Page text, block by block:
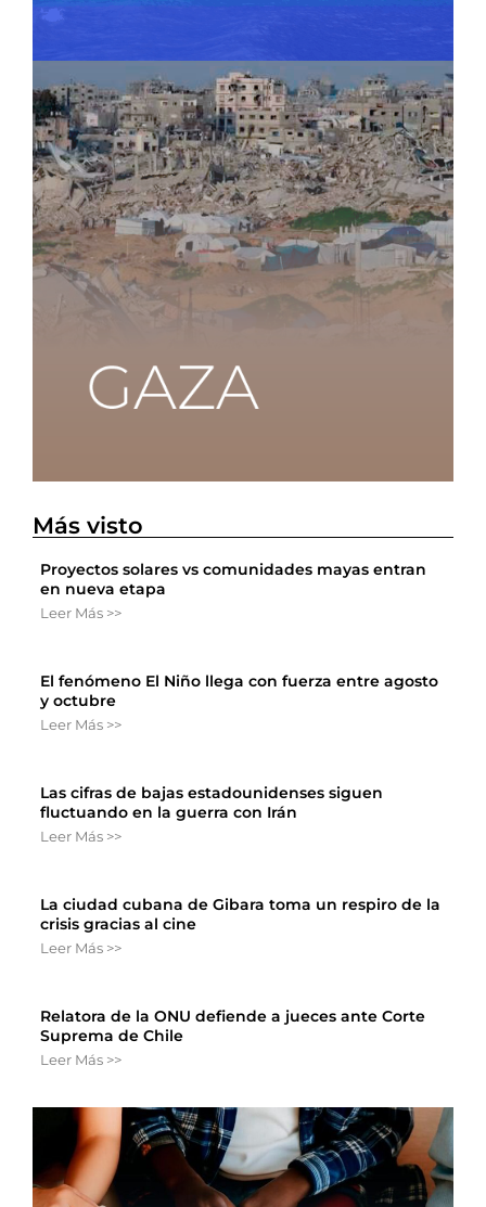
Más visto
Proyectos solares vs comunidades mayas entran
en nueva etapa
Leer Más >>
El fenómeno El Niño llega con fuerza entre agosto
y octubre
Leer Más >>
Las cifras de bajas estadounidenses siguen
fluctuando en la guerra con Irán
Leer Más >>
La ciudad cubana de Gibara toma un respiro de la
crisis gracias al cine
Leer Más >>
Relatora de la ONU defiende a jueces ante Corte
Suprema de Chile
Leer Más >>